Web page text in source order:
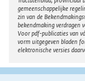
gemeenschappelijke
zin van de
bekendmaking verdragen
Voor pdf-publicaties van
vorm uitgegeven bladen
elektronische versies